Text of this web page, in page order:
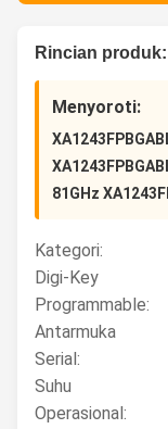
Rincian produk:
Menyoroti:
81GHz
Kategori:
Digi-Key
Programmable:
Antarmuka
Serial:
Suhu
Operasional: